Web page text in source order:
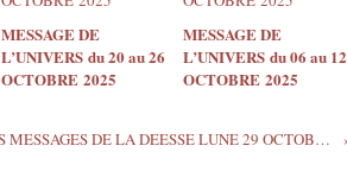
MESSAGE DE
L’UNIVERS du 20 au 26
OCTOBRE 2025
MESSAGE DE
L’UNIVERS du 06 au 12
OCTOBRE 2025
LES MESSAGES DE LA DEESSE LUNE 29 OCTOBRE 2020